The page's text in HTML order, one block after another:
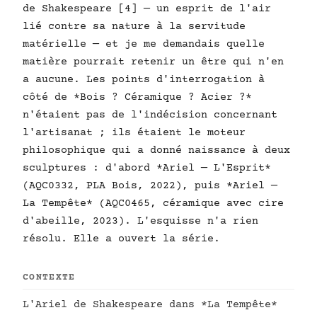
de Shakespeare [4] — un esprit de l'air
lié contre sa nature à la servitude
matérielle — et je me demandais quelle
matière pourrait retenir un être qui n'en
a aucune. Les points d'interrogation à
côté de *Bois ? Céramique ? Acier ?*
n'étaient pas de l'indécision concernant
l'artisanat ; ils étaient le moteur
philosophique qui a donné naissance à deux
sculptures : d'abord *Ariel — L'Esprit*
(AQC0332, PLA Bois, 2022), puis *Ariel —
La Tempête* (AQC0465, céramique avec cire
d'abeille, 2023). L'esquisse n'a rien
résolu. Elle a ouvert la série.
CONTEXTE
L'Ariel de Shakespeare dans *La Tempête*